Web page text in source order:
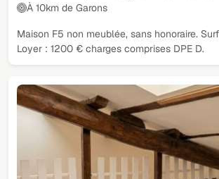
À 10km de Garons
Maison F5 non meublée, sans honoraire.
Loyer : 1200 € charges comprises DPE D.